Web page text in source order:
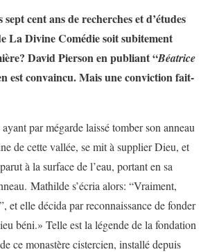
cent ans de recherches et d’études
La Divine Comédie soit subitement
David Pierson en publiant “Béatrice
est convaincu. Mais une conviction fait-
par mégarde laissé tomber son anneau
de cette vallée, se mit à supplier Dieu, et
à la surface de l’eau, portant en sa
Mathilde s’écria alors: “Vraiment,
et elle décida par reconnaissance de fonder
béni.» Telle est la légende de la fondation
ce monastère cistercien, installé depuis